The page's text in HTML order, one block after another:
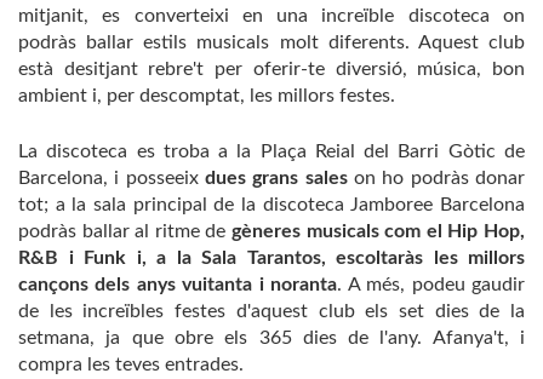
mitjanit, es converteixi en una increïble discoteca on
podràs ballar estils musicals molt diferents. Aquest club
està desitjant rebre't per oferir-te diversió, música, bon
ambient i, per descomptat, les millors festes.
La discoteca es troba a la Plaça Reial del Barri Gòtic de
Barcelona, ​​i posseeixdues grans saleson ho podràs donar
tot; a la sala principal de la discoteca Jamboree Barcelona
podràs ballar al ritme de gèneres musicals com el Hip Hop,
R&B i Funk i, a la Sala Tarantos, escoltaràs les millors
cançons dels anys vuitanta i noranta. A més, podeu gaudir
de les increïbles festes d'aquest club els set dies de la
setmana, ja que obre els 365 dies de l'any. Afanya't, i
compra les teves entrades.